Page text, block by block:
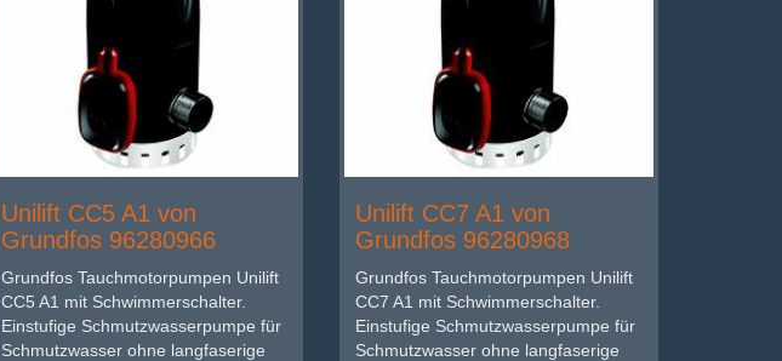
Unilift CC5 A1 von
Grundfos 96280966
Grundfos Tauchmotorpumpen Unilift
CC5 A1 mit Schwimmerschalter.
Einstufige Schmutzwasserpumpe für
Schmutzwasser ohne langfaserige
Unilift CC7 A1 von
Grundfos 96280968
Grundfos Tauchmotorpumpen Unilift
CC7 A1 mit Schwimmerschalter.
Einstufige Schmutzwasserpumpe für
Schmutzwasser ohne langfaserige